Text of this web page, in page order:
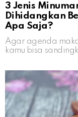
3 Jenis
Dihidangkan
Apa Saja?
Agar agenda
kamu bisa